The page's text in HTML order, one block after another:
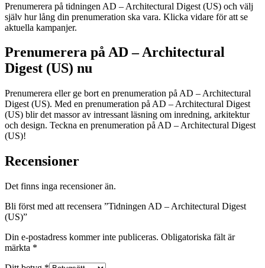
Prenumerera på tidningen AD – Architectural Digest (US) och välj
själv hur lång din prenumeration ska vara. Klicka vidare för att se
aktuella kampanjer.
Prenumerera på AD – Architectural
Digest (US) nu
Prenumerera eller ge bort en prenumeration på AD – Architectural
Digest (US). Med en prenumeration på AD – Architectural Digest
(US) blir det massor av intressant läsning om inredning, arkitektur
och design. Teckna en prenumeration på AD – Architectural Digest
(US)!
Recensioner
Det finns inga recensioner än.
Bli först med att recensera ”Tidningen AD – Architectural Digest
(US)”
Din e-postadress kommer inte publiceras. Obligatoriska fält är
märkta *